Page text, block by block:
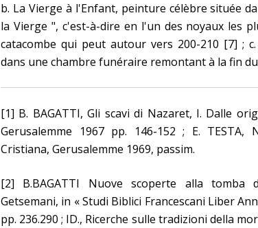
b. La Vierge à l'Enfant, peinture célèbre située
la Vierge ", c'est-à-dire en l'un des noyaux les
catacombe qui peut autour vers 200-210 [7] ;
dans une chambre funéraire remontant à la fin du
[1] B. BAGATTI, Gli scavi di Nazaret, I. Dalle
Gerusalemme 1967 pp. 146-152 ; E. TESTA,
Cristiana, Gerusalemme 1969, passim.
[2] B.BAGATTI Nuove scoperte alla tomba
Getsemani, in « Studi Biblici Francescani Liber
pp. 236.290 ; ID., Ricerche sulle tradizioni della